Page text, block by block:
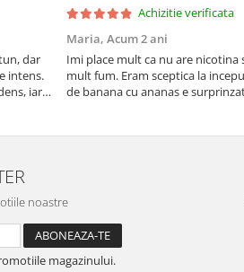
dar
intens.
iar
Achizitie verificata
Maria, Acum 2 ani
Imi place mult ca nu are nicotina
mult fum. Eram sceptica la
de banana cu ananas e
noastre
magazinului.